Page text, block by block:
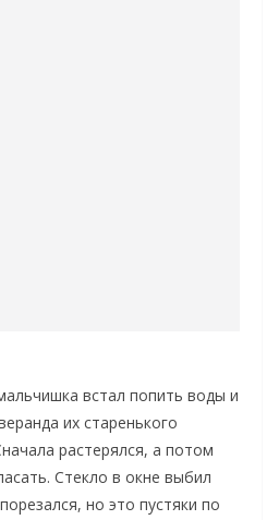
встал попить воды и
их старенького
растерялся, а потом
Стекло в окне выбил
но это пустяки по